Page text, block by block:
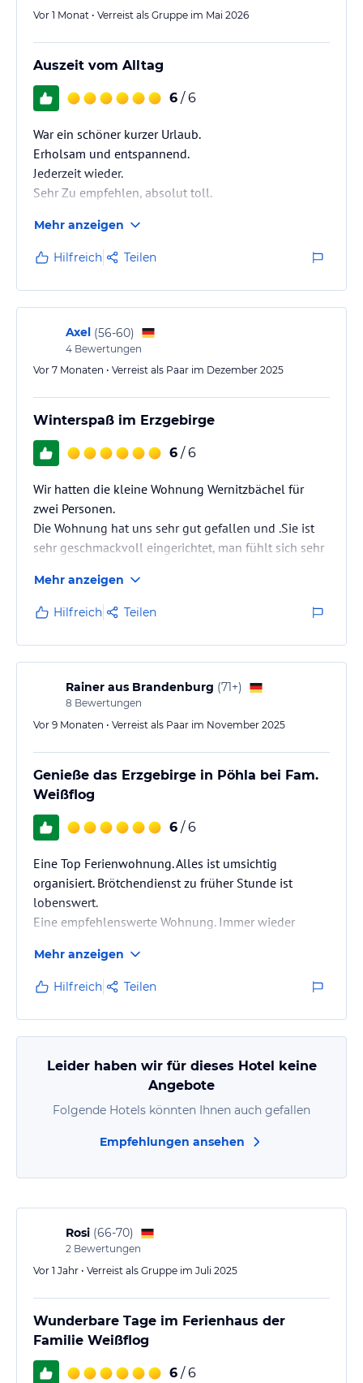
Vor 1 Monat • Verreist als Gruppe im Mai 2026
Auszeit vom Alltag
6 / 6
War ein schöner kurzer Urlaub.
Erholsam und entspannend.
Jederzeit wieder.
Sehr Zu empfehlen, absolut toll.
Mehr anzeigen
Hilfreich Teilen
Axel (56-60)
4 Bewertungen
Vor 7 Monaten • Verreist als Paar im Dezember 2025
Winterspaß im Erzgebirge
6 / 6
Wir hatten die kleine Wohnung Wernitzbächel für
zwei Personen.
Die Wohnung hat uns sehr gut gefallen und .Sie ist
sehr geschmackvoll eingerichtet, man fühlt sich sehr
Mehr anzeigen
Hilfreich Teilen
Rainer aus Brandenburg (71+)
8 Bewertungen
Vor 9 Monaten • Verreist als Paar im November 2025
Genieße das Erzgebirge in Pöhla bei Fam.
Weißflog
6 / 6
Eine Top Ferienwohnung. Alles ist umsichtig
organisiert. Brötchendienst zu früher Stunde ist
lobenswert.
Eine empfehlenswerte Wohnung. Immer wieder
Mehr anzeigen
Hilfreich Teilen
Leider haben wir für dieses Hotel keine
Angebote
Folgende Hotels könnten Ihnen auch gefallen
Empfehlungen ansehen
Rosi (66-70)
2 Bewertungen
Vor 1 Jahr • Verreist als Gruppe im Juli 2025
Wunderbare Tage im Ferienhaus der
Familie Weißflog
6 / 6